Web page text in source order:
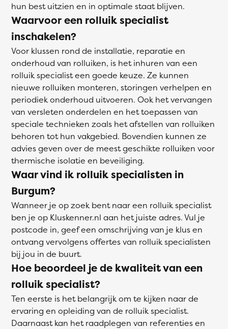
hun best uitzien en in optimale staat blijven.
Waarvoor een rolluik specialist
inschakelen?
Voor klussen rond de installatie, reparatie en
onderhoud van rolluiken, is het inhuren van een
rolluik specialist een goede keuze. Ze kunnen
nieuwe rolluiken monteren, storingen verhelpen en
periodiek onderhoud uitvoeren. Ook het vervangen
van versleten onderdelen en het toepassen van
speciale technieken zoals het afstellen van rolluiken
behoren tot hun vakgebied. Bovendien kunnen ze
advies geven over de meest geschikte rolluiken voor
thermische isolatie en beveiliging.
Waar vind ik rolluik specialisten in
Burgum?
Wanneer je op zoek bent naar een rolluik specialist
ben je op Kluskenner.nl aan het juiste adres. Vul je
postcode in, geef een omschrijving van je klus en
ontvang vervolgens offertes van rolluik specialisten
bij jou in de buurt.
Hoe beoordeel je de kwaliteit van een
rolluik specialist?
Ten eerste is het belangrijk om te kijken naar de
ervaring en opleiding van de rolluik specialist.
Daarnaast kan het raadplegen van referenties en